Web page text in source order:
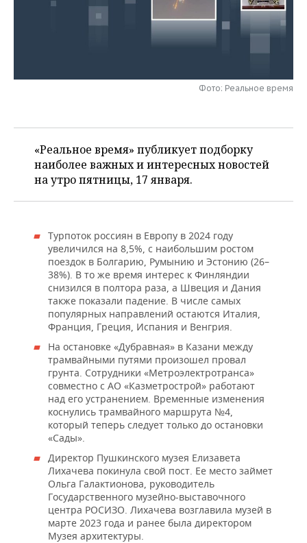
НЕФТЕХИМИЯ
РОЗНИЧНАЯ ТОРГОВЛЯ
НОВОСТИ ТЕХНОЛОГИЙ
МЕРОПРИЯТИЯ
ONLINE-КОНФЕРЕНЦИИ
ОТКРЫТАЯ ЛЕКЦИЯ
ХОККЕЙ
БАСКЕТБОЛ
КИБЕРСПОРТ
ФИГУРНОЕ КАТАНИЕ
ВОДНЫЕ ВИДЫ СПОРТА
ХОККЕЙ С МЯЧОМ
ВЛАСТЬ
ИНФРАСТРУКТУРА
КУЛЬТУРА
МЕДИЦИНА
ОБРАЗОВАНИЕ
ПРОИСШЕСТВИЯ
СЮЖЕТЫ
СПРАВОЧНИК
СПИСОК КОМПАНИЙ
Фото: Реальное время
«Реальное время» публикует подборку
наиболее важных и интересных новостей
на утро пятницы, 17 января.
Турпоток россиян в Европу в 2024 году
увеличился на 8,5%, с наибольшим ростом
поездок в Болгарию, Румынию и Эстонию (26–
38%). В то же время интерес к Финляндии
снизился в полтора раза, а Швеция и Дания
также показали падение. В числе самых
популярных направлений остаются Италия,
Франция, Греция, Испания и Венгрия.
На остановке «Дубравная» в Казани между
трамвайными путями произошел провал
грунта. Сотрудники «Метроэлектротранса»
совместно с АО «Казметрострой» работают
над его устранением. Временные изменения
коснулись трамвайного маршрута №4,
который теперь следует только до остановки
«Сады».
Директор Пушкинского музея Елизавета
Лихачева покинула свой пост. Ее место займет
Ольга Галактионова, руководитель
Государственного музейно-выставочного
центра РОСИЗО. Лихачева возглавила музей в
марте 2023 года и ранее была директором
Музея архитектуры.